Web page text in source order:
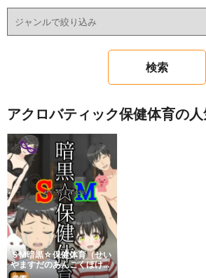
アクロバティック保健体育の
ＳM暗黒☆保健体育（せい
やますだのあんこくほけん
たいいく）